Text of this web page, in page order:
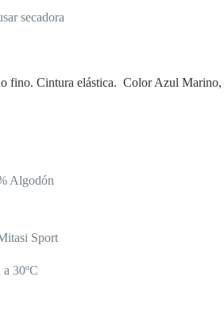
secadora
fino. Cintura elástica. Color Azul
Algodón
Sport
30ºC